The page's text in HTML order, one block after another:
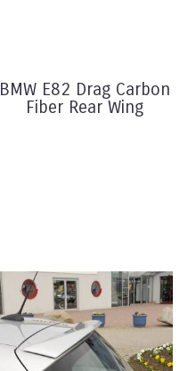
BMW E82 Drag Carbon
Fiber Rear Wing